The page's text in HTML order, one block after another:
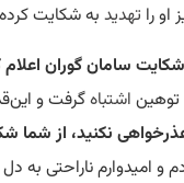
او را تهدید به شکایت
سامان گوران اعلام
توهین اشتباهگرفت و
نکنید، از شما
امیدوارم ناراحتی به دل